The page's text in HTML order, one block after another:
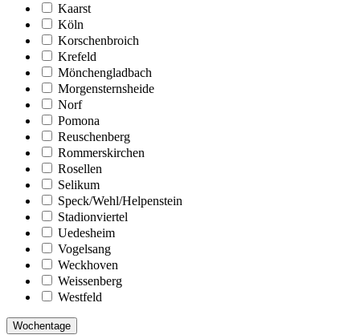
Kaarst
Köln
Korschenbroich
Krefeld
Mönchengladbach
Morgensternsheide
Norf
Pomona
Reuschenberg
Rommerskirchen
Rosellen
Selikum
Speck/Wehl/Helpenstein
Stadionviertel
Uedesheim
Vogelsang
Weckhoven
Weissenberg
Westfeld
Wochentage